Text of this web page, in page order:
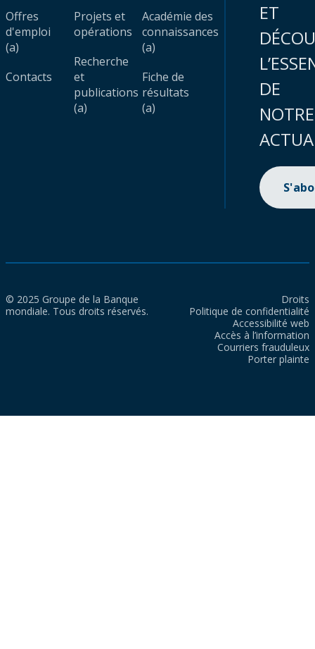
Offres
d'emploi
(a)
Contacts
Projets et
opérations
Recherche
et
publications
(a)
Académie des
connaissances
(a)
Fiche de
résultats
(a)
ET
DE
NOTRE
© 2025 Groupe de la Banque
mondiale. Tous droits réservés.
Droits
Politique de confidentialité
Accessibilité web
Accès à l’information
Courriers frauduleux
Porter plainte